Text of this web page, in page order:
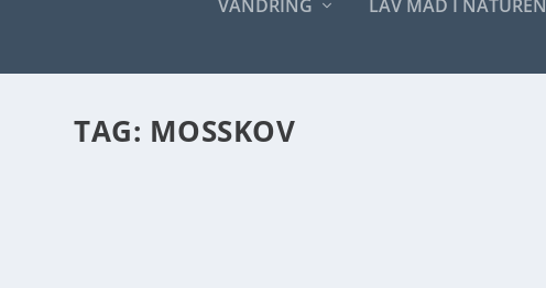
VANDRING LAV MAD I NATUREN
TAG: MOSSKOV